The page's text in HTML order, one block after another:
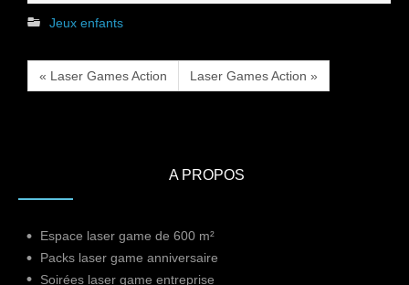
Jeux enfants
« Laser Games Action Laser Games Action »
A PROPOS
Espace laser game de 600 m²
Packs laser game anniversaire
Soirées laser game entreprise